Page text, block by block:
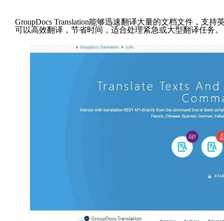
GroupDocs Translation能够迅速翻译大量的文档文件，支
可以高效翻译，节省时间，适合处理紧急或大型翻译任务。